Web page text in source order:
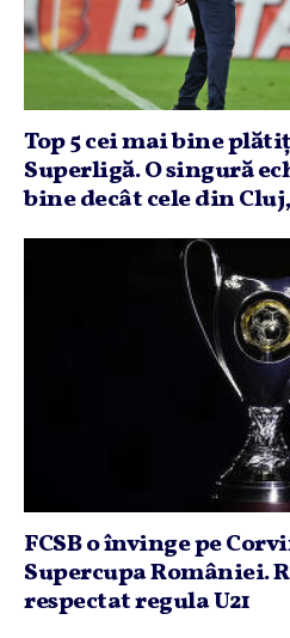
Top 5 cei mai bine
Superligă. O singură
bine decât cele din Cluj,
FCSB o învinge pe
Supercupa României.
respectat regula U21